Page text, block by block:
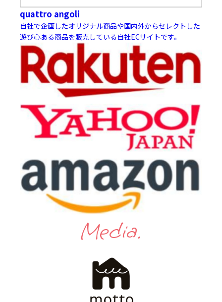
quattro angoli
自社で企画したオリジナル商品や国内外からセレクトした
遊び心ある商品を販売している自社ECサイトです。
Media.